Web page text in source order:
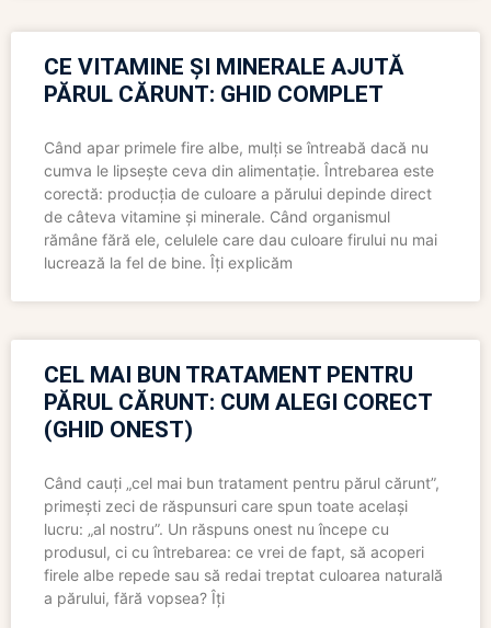
CE VITAMINE ȘI MINERALE AJUTĂ
PĂRUL CĂRUNT: GHID COMPLET
Când apar primele fire albe, mulți se întreabă dacă nu
cumva le lipsește ceva din alimentație. Întrebarea este
corectă: producția de culoare a părului depinde direct
de câteva vitamine și minerale. Când organismul
rămâne fără ele, celulele care dau culoare firului nu mai
lucrează la fel de bine. Îți explicăm
CEL MAI BUN TRATAMENT PENTRU
PĂRUL CĂRUNT: CUM ALEGI CORECT
(GHID ONEST)
Când cauți „cel mai bun tratament pentru părul cărunt”,
primești zeci de răspunsuri care spun toate același
lucru: „al nostru”. Un răspuns onest nu începe cu
produsul, ci cu întrebarea: ce vrei de fapt, să acoperi
firele albe repede sau să redai treptat culoarea naturală
a părului, fără vopsea? Îți